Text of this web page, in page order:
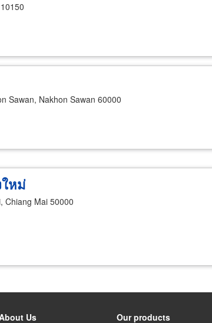
Sawan, Nakhon Sawan 60000
หม่
Chiang Mai 50000
Us Our products